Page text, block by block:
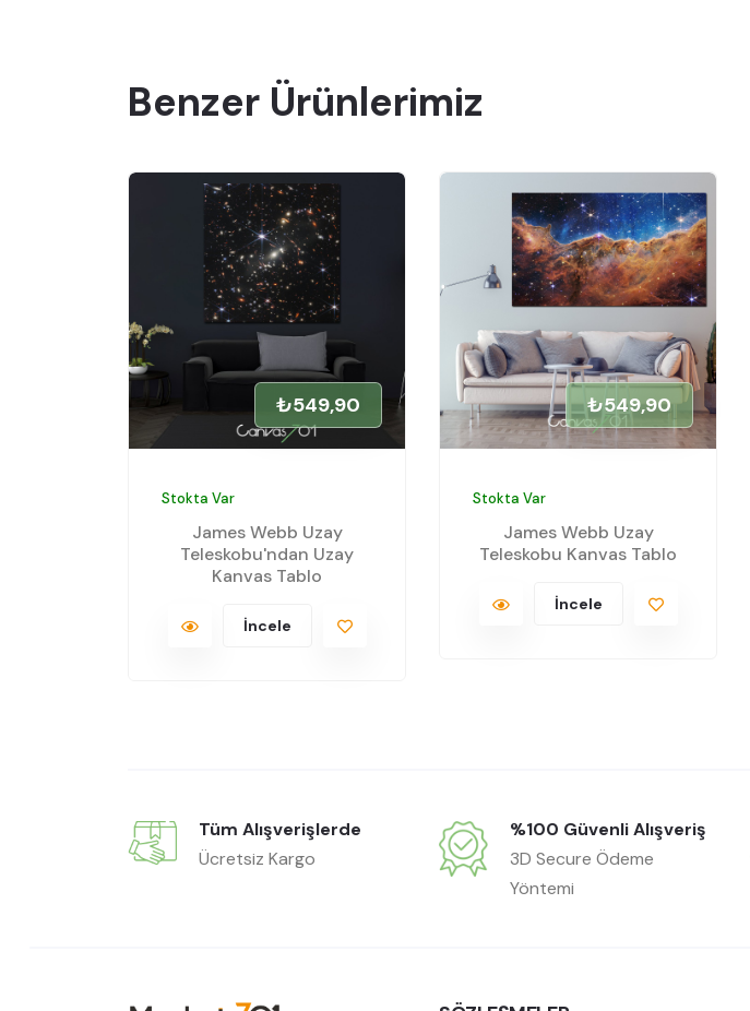
Benzer Ürünlerimiz
Stokta Var
₺549,90
James Webb Uzay
Teleskobu'ndan Uzay
Kanvas Tablo
İncele
Stokta Var
₺549,90
James Webb Uzay
Teleskobu Kanvas Tablo
İncele
Tüm Alışverişlerde
Ücretsiz Kargo
%100 Güvenli Alışveriş
3D Secure Ödeme
Yöntemi